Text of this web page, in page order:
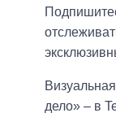
дело» – в